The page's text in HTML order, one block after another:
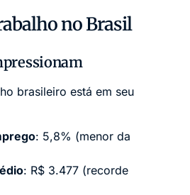
no Brasil
brasileiro está em seu
: 5,8% (menor da
: R$ 3.477 (recorde